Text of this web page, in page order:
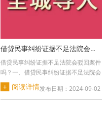
借贷民事纠纷证据不足法院会驳回案件吗？
借贷民事纠纷证据不足法院会驳回案件
吗？一、借贷民事纠纷证据不足法院会
驳回案件吗?借贷民···
+ 阅读详情发布日期：2024-09-02